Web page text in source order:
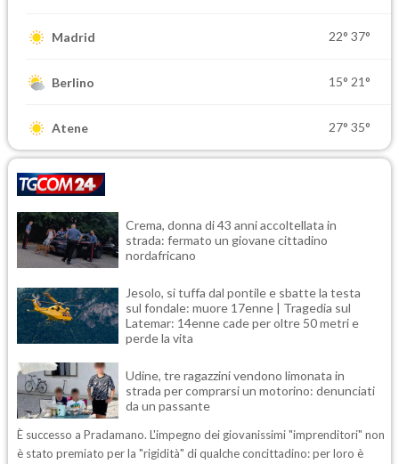
Madrid 22° 37°
Berlino 15° 21°
Atene 27° 35°
Crema, donna di 43 anni accoltellata in
strada: fermato un giovane cittadino
nordafricano
Jesolo, si tuffa dal pontile e sbatte la testa
sul fondale: muore 17enne | Tragedia sul
Latemar: 14enne cade per oltre 50 metri e
perde la vita
Udine, tre ragazzini vendono limonata in
strada per comprarsi un motorino: denunciati
da un passante
È successo a Pradamano. L'impegno dei giovanissimi "imprenditori" non
è stato premiato per la "rigidità" di qualche concittadino: per loro è